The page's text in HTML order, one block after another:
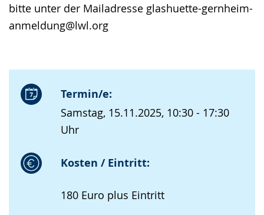
bitte unter der Mailadresse glashuette-gernheim-
anmeldung@lwl.org
Termin/e:
Samstag, 15.11.2025, 10:30 - 17:30
Uhr
Kosten / Eintritt:
180 Euro plus Eintritt